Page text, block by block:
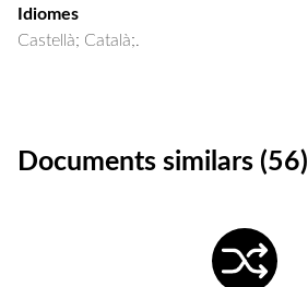
Idiomes
Castellà; Català;.
Documents similars (56)